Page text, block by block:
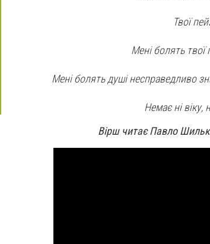
Твої
Мені болять
Мені болять душі несправедливо
Немає ні віку,
Вірш читає Павло